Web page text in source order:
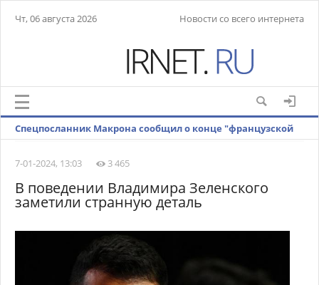
Чт, 06 августа 2026 Новости со всего интернета
Спецпосланник Макрона сообщил о конце "французской
7-01-2024, 13:03
3 465
В поведении Владимира Зеленского
заметили странную деталь